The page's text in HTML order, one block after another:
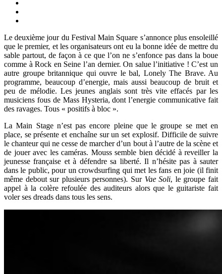
Le deuxième jour du Festival Main Square s’annonce plus ensoleillé
que le premier, et les organisateurs ont eu la bonne idée de mettre du
sable partout, de façon à ce que l’on ne s’enfonce pas dans la boue
comme à Rock en Seine l’an dernier. On salue l’initiative ! C’est un
autre groupe britannique qui ouvre le bal, Lonely The Brave. Au
programme, beaucoup d’energie, mais aussi beaucoup de bruit et
peu de mélodie. Les jeunes anglais sont très vite effacés par les
musiciens fous de Mass Hysteria, dont l’energie communicative fait
des ravages. Tous « positifs à bloc ».
La Main Stage n’est pas encore pleine que le groupe se met en
place, se présente et enchaîne sur un set explosif. Difficile de suivre
le chanteur qui ne cesse de marcher d’un bout à l’autre de la scène et
de jouer avec les caméras. Mouss semble bien décidé à reveiller la
jeunesse française et à défendre sa liberté. Il n’hésite pas à sauter
dans le public, pour un crowdsurfing qui met les fans en joie (il finit
même debout sur plusieurs personnes). Sur Vae Soli, le groupe fait
appel à la colère refoulée des auditeurs alors que le guitariste fait
voler ses dreads dans tous les sens.